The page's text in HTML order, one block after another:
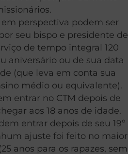
perspectiva podem ser
seu bispo e presidente de
de tempo integral 120
aniversário ou de sua data
(que leva em conta sua
médio ou equivalente).
entrar no CTM depois de
aos 18 anos de idade.
entrar depois de seu 19º
ajuste foi feito no maior
anos para os rapazes, sem